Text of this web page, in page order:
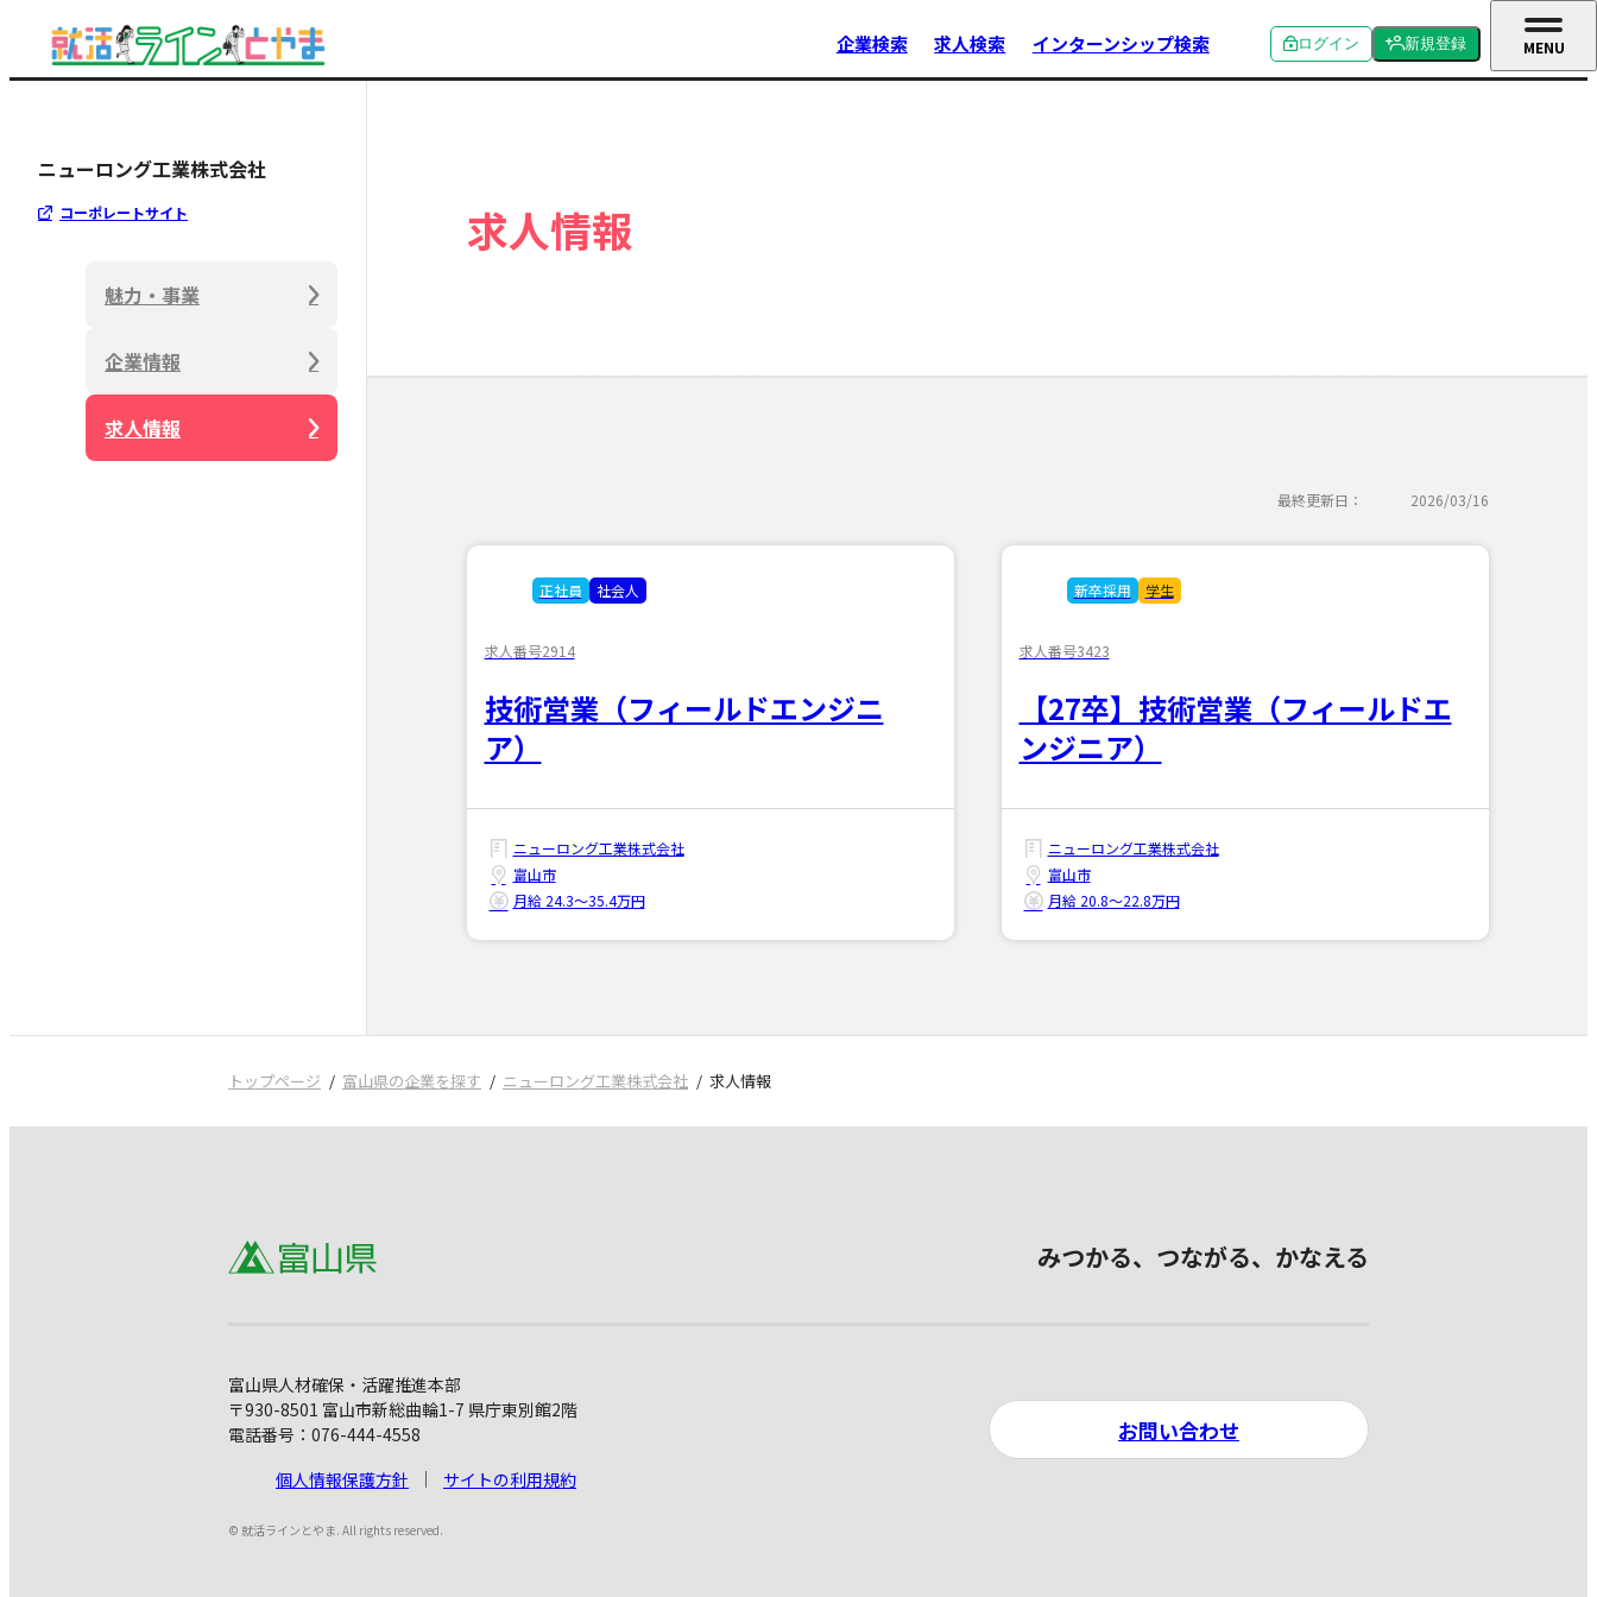
企業検索 求人検索 インターンシップ検索 ログイン 新規登録
ニューロング工業株式会社
コーポレートサイト
魅力・事業
企業情報
求人情報
求人情報
最終更新日： 2026/03/16
正社員 社会人
求人番号2914
技術営業（フィールドエンジニ
ア）
ニューロング工業株式会社
富山市
月給 24.3〜35.4万円
新卒採用 学生
求人番号3423
【27卒】技術営業（フィールドエ
ンジニア）
ニューロング工業株式会社
富山市
月給 20.8〜22.8万円
トップページ 富山県の企業を探す ニューロング工業株式会社 求人情報
みつかる、つながる、かなえる
富山県人材確保・活躍推進本部
〒930-8501 富山市新総曲輪1-7 県庁東別館2階
電話番号：076-444-4558
個人情報保護方針
サイトの利用規約
お問い合わせ
© 就活ラインとやま. All rights reserved.
MENU